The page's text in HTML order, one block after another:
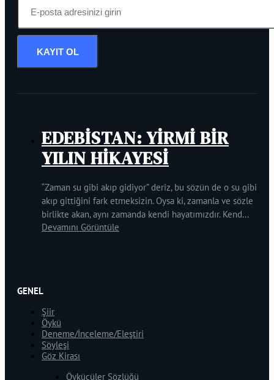
KAYIT OL
EDEBİSTAN: YİRMİ BİR
YILIN HİKAYESİ
“Zaman su gibi akıp gidiyor” deriz, bu sözün de o su gibi
akıp gittiğini fark etmeksizin. Oysa ki, zamanla ve sözle
birlikte akan, aynı zamanda kendi hayatımızdır. Kend...
Devamını Görüntüle
GENEL
Şiir
Öykü
Deneme/İnceleme/Eleştiri
Söyleşi
Göz Kirası
Öykücüler Sözlüğü